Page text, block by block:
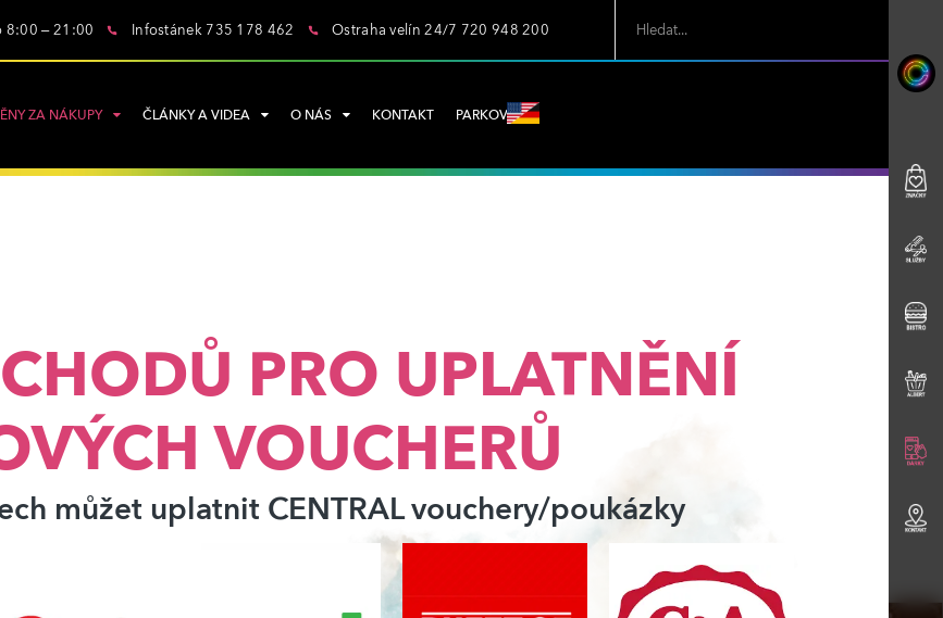
8:00 – 21:00 Infostánek 735 178 462 Ostraha velín 24/7 720 948 200
ZA NÁKUPY ČLÁNKY A VIDEA O NÁS KONTAKT PARKOVÁNÍ
PRO UPLATNĚNÍ
VOUCHERŮ
můžet uplatnit CENTRAL vouchery/poukázky